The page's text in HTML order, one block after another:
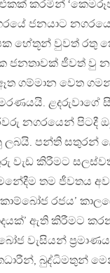
කරමින්
ජනයාට
හේතූන් වුවත් රතු
ජනතාවක් ජීවත් වු
ඈත ගම්මාන වෙත
ළදරුවාගේ
නගරයෙන් පිටදී
ලබයි. පන්ති සතුරන්
වැඩ කිරීමට
තම ජීවතය
කාම්බෝජ රජය’
ඇති කිරීමට
වැසියන්
බුද්ධිමතුන්